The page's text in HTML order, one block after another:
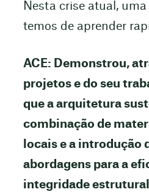
Nesta crise atual, uma
temos de aprender
ACE: Demonstrou,
projetos e do seu
que a arquitetura
combinação de
locais e a introdução
abordagens para a
integridade